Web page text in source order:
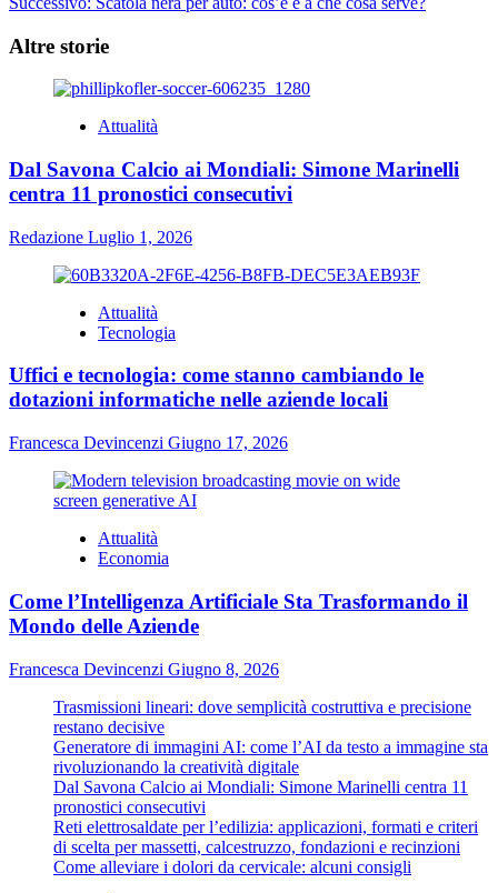
articolo
Altre storie
Attualità
Dal Savona Calcio ai Mondiali: Simone Marinelli
centra 11 pronostici consecutivi
Redazione Luglio 1, 2026
Attualità
Tecnologia
Uffici e tecnologia: come stanno cambiando le
dotazioni informatiche nelle aziende locali
Francesca Devincenzi Giugno 17, 2026
Attualità
Economia
Come l’Intelligenza Artificiale Sta Trasformando il
Mondo delle Aziende
Francesca Devincenzi Giugno 8, 2026
Trasmissioni lineari: dove semplicità costruttiva e precisione
restano decisive
Generatore di immagini AI: come l’AI da testo a immagine sta
rivoluzionando la creatività digitale
Dal Savona Calcio ai Mondiali: Simone Marinelli centra 11
pronostici consecutivi
Reti elettrosaldate per l’edilizia: applicazioni, formati e criteri
di scelta per massetti, calcestruzzo, fondazioni e recinzioni
Come alleviare i dolori da cervicale: alcuni consigli